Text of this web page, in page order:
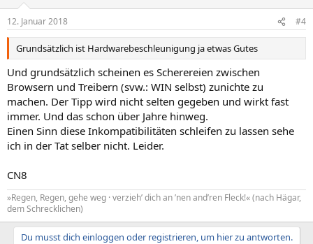
12. Januar 2018 #4
Grundsätzlich ist Hardwarebeschleunigung ja etwas Gutes
Und grundsätzlich scheinen es Scherereien zwischen
Browsern und Treibern (svw.: WIN selbst) zunichte zu
machen. Der Tipp wird nicht selten gegeben und wirkt fast
immer. Und das schon über Jahre hinweg.
Einen Sinn diese Inkompatibilitäten schleifen zu lassen sehe
ich in der Tat selber nicht. Leider.
CN8
»Regen, Regen, gehe weg · verzieh’ dich an ’nen and’ren Fleck!« (nach Hägar,
dem Schrecklichen)
Du musst dich einloggen oder registrieren, um hier zu antworten.